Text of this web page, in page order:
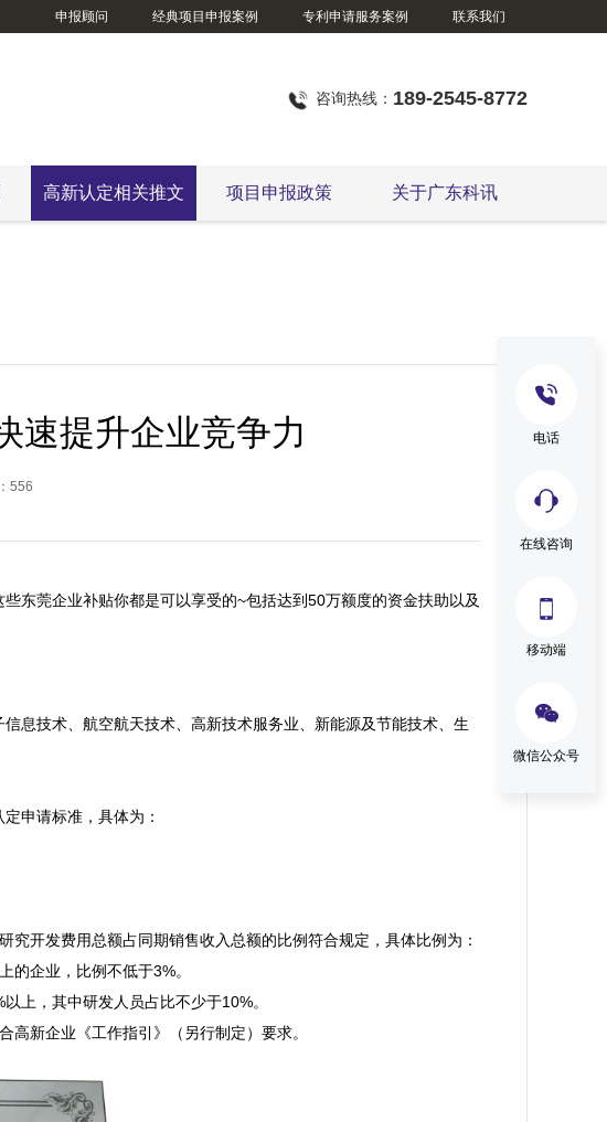
申报顾问 经典项目申报案例 专利申请服务案例 联系我们
咨询热线： 189-2545-8772
高新认定相关推文 项目申报政策 关于广东科讯
速提升企业竞争力
556
东莞企业补贴你都是可以享受的~包括达到50万额度的资金扶助以及
息技术、航空航天技术、高新技术服务业、新能源及节能技术、生
申请标准，具体为：
开发费用总额占同期销售收入总额的比例符合规定，具体比例为：
企业，比例不低于3%。
上，其中研发人员占比不少于10%。
新企业《工作指引》（另行制定）要求。
电话
在线咨询

移动端

微信公众号